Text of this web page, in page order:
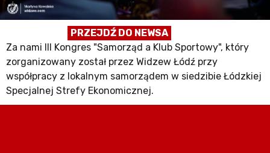
PRZEJDŹ DO NEWSA
Za nami III Kongres "Samorząd a Klub Sportowy", który
zorganizowany został przez Widzew Łódź przy
współpracy z lokalnym samorządem w siedzibie Łódzkiej
Specjalnej Strefy Ekonomicznej.